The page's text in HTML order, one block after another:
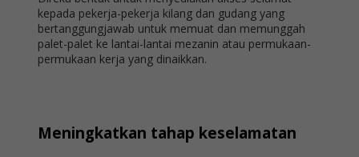
kepada pekerja-pekerja kilang dan gudang yang
bertanggungjawab untuk memuat dan memunggah
palet-palet ke lantai-lantai mezanin atau permukaan-
permukaan kerja yang dinaikkan.
Meningkatkan tahap keselamatan